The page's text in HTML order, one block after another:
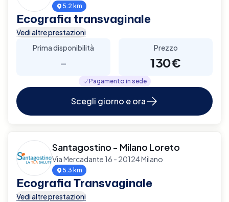
5.2 km
Ecografia transvaginale
Vedi altre prestazioni
Prima disponibilità
-
Prezzo
130€
Pagamento in sede
Scegli giorno e ora
Santagostino - Milano Loreto
Via Mercadante 16 - 20124 Milano
5.3 km
Ecografia Transvaginale
Vedi altre prestazioni